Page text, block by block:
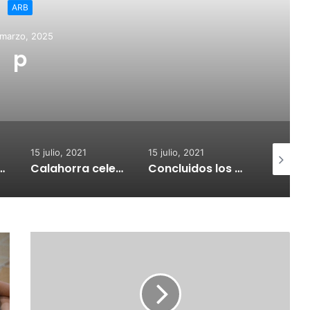
ARB
2025
p
la adquisión de medidores de CO2
15 julio, 2021
Calahorra celebrará el Croquetur II
15 julio, 2021
Concluidos los trabajos de reposición del asfaltado de Calahorra